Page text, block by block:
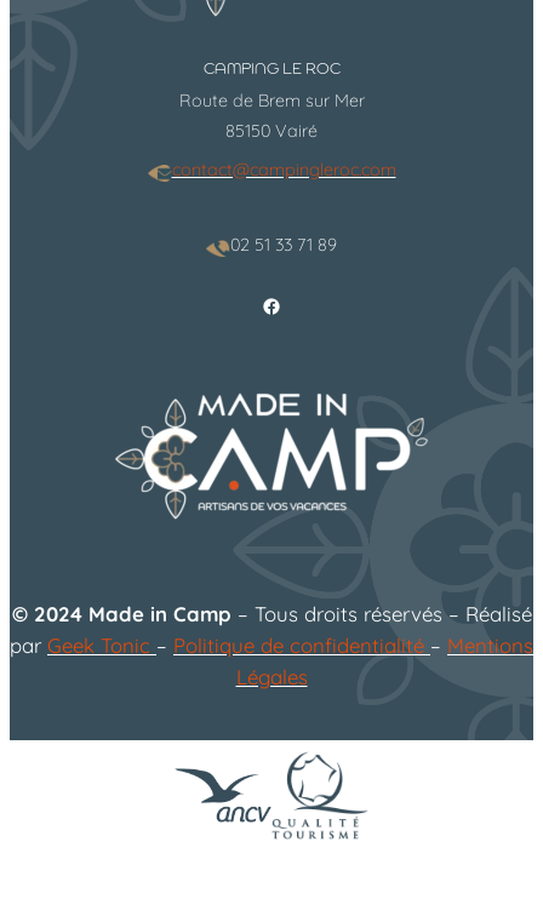
CAMPING LE ROC
Route de Brem sur Mer
85150 Vairé
contact@campingleroc.com
02 51 33 71 89
Facebook
© 2024 Made in Camp – Tous droits réservés – Réalisé
par Geek Tonic – Politique de confidentialité – Mentions
Légales